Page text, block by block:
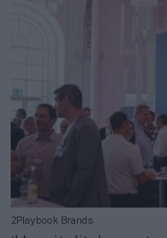
2Playbook Brands